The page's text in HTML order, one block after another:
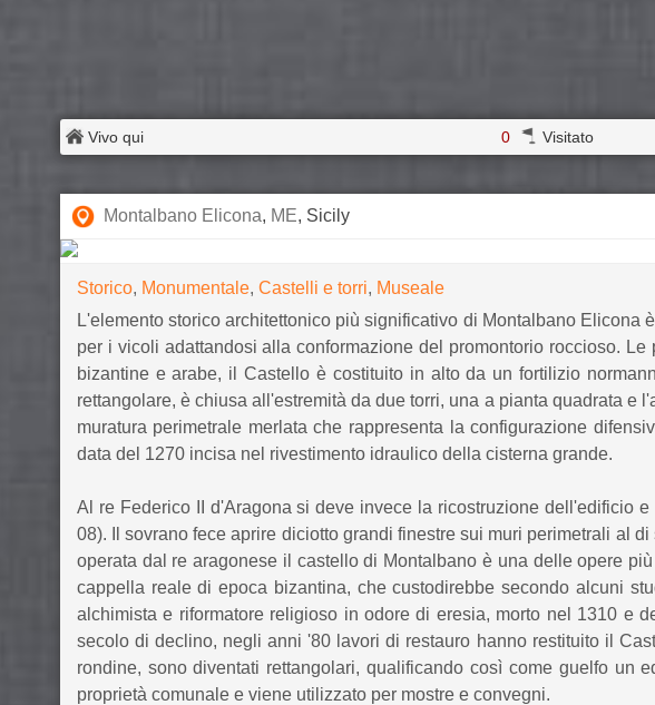
Vivo qui 0 Visitato
Montalbano Elicona, ME, Sicily
Storico, Monumentale, Castelli e torri, Museale
L'elemento storico architettonico più significativo di Montalbano
per i vicoli adattandosi alla conformazione del promontorio roccioso.
bizantine e arabe, il Castello è costituito in alto da un fortilizio
rettangolare, è chiusa all'estremità da due torri, una a pianta quadrata
muratura perimetrale merlata che rappresenta la configurazione
data del 1270 incisa nel rivestimento idraulico della cisterna grande.
Al re Federico II d'Aragona si deve invece la ricostruzione dell'edificio
08). Il sovrano fece aprire diciotto grandi finestre sui muri perimetrali al
operata dal re aragonese il castello di Montalbano è una delle opere
cappella reale di epoca bizantina, che custodirebbe secondo alcuni
alchimista e riformatore religioso in odore di eresia, morto nel 1310 e
secolo di declino, negli anni '80 lavori di restauro hanno restituito il
rondine, sono diventati rettangolari, qualificando così come guelfo
proprietà comunale e viene utilizzato per mostre e convegni.